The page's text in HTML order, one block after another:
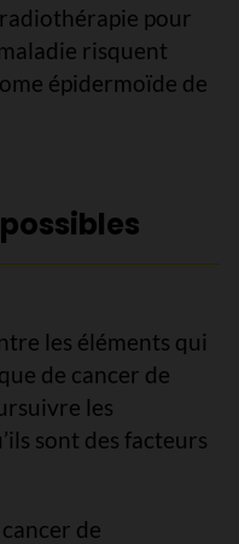
pour
risquent
épidermoïde de
les éléments qui
de cancer de
les
sont des facteurs
de